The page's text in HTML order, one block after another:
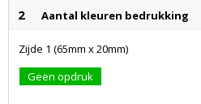
2 Aantal kleuren bedrukking
Zijde 1 (65mm x 20mm)
Geen opdruk